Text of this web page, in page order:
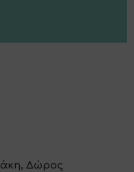
Δώρος